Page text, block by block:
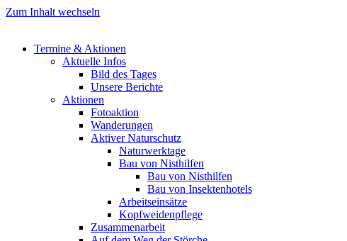
Zum Inhalt wechseln
Termine & Aktionen
Aktuelle Infos
Bild des Tages
Unsere Berichte
Aktionen
Fotoaktion
Wanderungen
Aktiver Naturschutz
Naturwerktage
Bau von Nisthilfen
Bau von Nisthilfen
Bau von Insektenhotels
Arbeitseinsätze
Kopfweidenpflege
Zusammenarbeit